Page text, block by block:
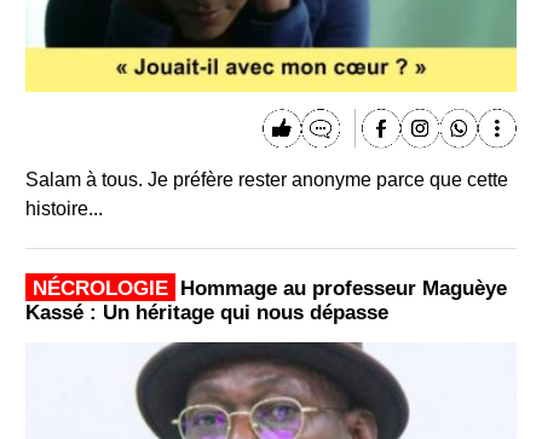
Salam à tous. Je préfère rester anonyme parce que cette
histoire...
NÉCROLOGIE
Hommage au professeur Maguèye
Kassé : Un héritage qui nous dépasse